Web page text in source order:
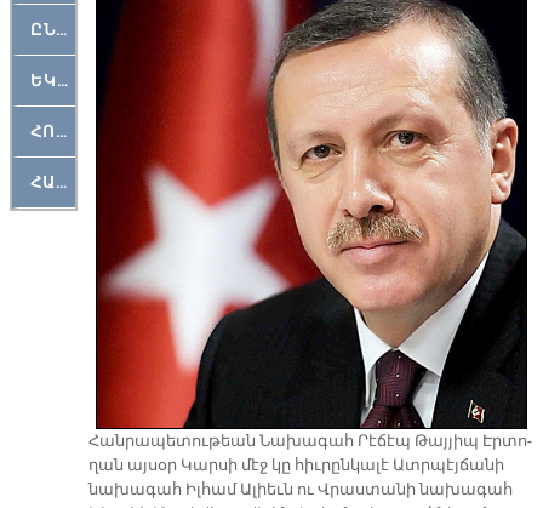
ԸՆԿԵՐԱՄՇԱԿՈՒԹԱՅԻՆ
ԵԿԵՂԵՑԱԿԱՆ
ՀՈԳԵՄՏԱՒՈՐ
ՀԱՐԹԱԿ
Հան­րա­պե­տու­թեան Նա­խա­գահ Րէ­ճէպ Թայ­յիպ Էր­տո­
ղան այ­սօր Կար­սի մէջ կը հիւ­րըն­կա­լէ Ատր­պէյ­ճա­նի
նա­խա­գահ Իլ­համ Ա­լիեւն ու Վրաս­տա­նի նա­խա­գահ